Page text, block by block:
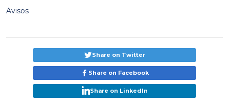
Avisos
Share on Twitter
Share on Facebook
Share on LinkedIn